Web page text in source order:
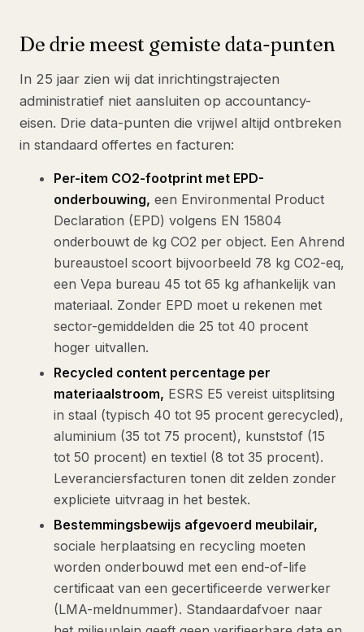
De drie meest gemiste data-punten
In 25 jaar zien wij dat inrichtingstrajecten
administratief niet aansluiten op accountancy-
eisen. Drie data-punten die vrijwel altijd ontbreken
in standaard offertes en facturen:
Per-item CO2-footprint met EPD-
onderbouwing, een Environmental Product
Declaration (EPD) volgens EN 15804
onderbouwt de kg CO2 per object. Een Ahrend
bureaustoel scoort bijvoorbeeld 78 kg CO2-eq,
een Vepa bureau 45 tot 65 kg afhankelijk van
materiaal. Zonder EPD moet u rekenen met
sector-gemiddelden die 25 tot 40 procent
hoger uitvallen.
Recycled content percentage per
materiaalstroom, ESRS E5 vereist uitsplitsing
in staal (typisch 40 tot 95 procent gerecycled),
aluminium (35 tot 75 procent), kunststof (15
tot 50 procent) en textiel (8 tot 35 procent).
Leveranciersfacturen tonen dit zelden zonder
expliciete uitvraag in het bestek.
Bestemmingsbewijs afgevoerd meubilair,
sociale herplaatsing en recycling moeten
worden onderbouwd met een end-of-life
certificaat van een gecertificeerde verwerker
(LMA-meldnummer). Standaardafvoer naar